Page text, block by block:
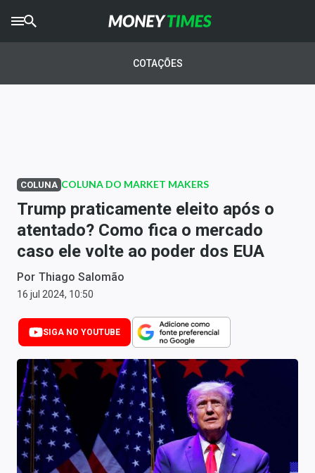
AGROTIMES
Newsletters
Money Trader
Anuncie
Últimas Notícias
Newsletters
Cotações
Comprar ou vender?
Carteiras Recomendadas
Central de Dividendos
COTAÇÕES
COLUNA COLUNA DO MARKET MAKERS
Trump praticamente eleito após o
atentado? Como fica o mercado
caso ele volte ao poder dos EUA
Por Thiago Salomão
16 jul 2024, 10:50
SIGA NO YOUTUBE